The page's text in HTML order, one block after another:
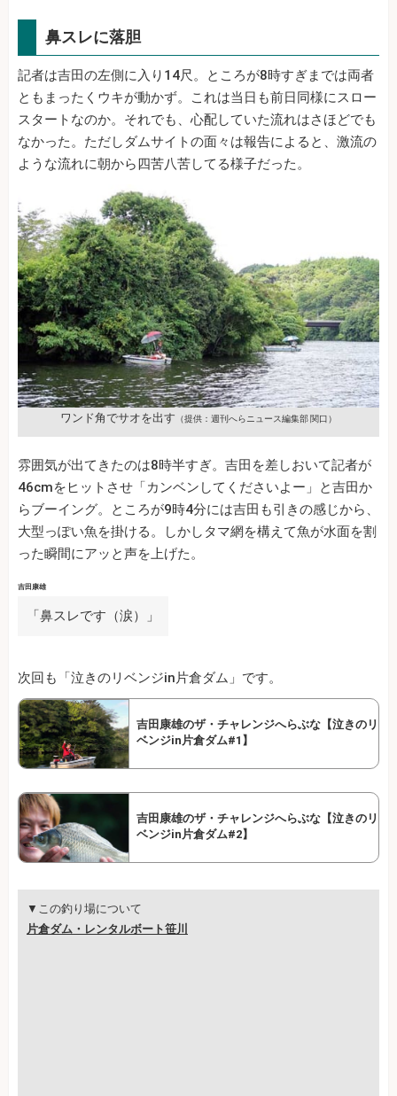
鼻スレに落胆
記者は吉田の左側に入り14尺。ところが8時すぎまでは両者
ともまったくウキが動かず。これは当日も前日同様にスロー
スタートなのか。それでも、心配していた流れはさほどでも
なかった。ただしダムサイトの面々は報告によると、激流の
ような流れに朝から四苦八苦してる様子だった。
ワンド角でサオを出す （提供：週刊へらニュース編集部 関口）
雰囲気が出てきたのは8時半すぎ。吉田を差しおいて記者が
46cmをヒットさせ「カンベンしてくださいよー」と吉田か
らブーイング。ところが9時4分には吉田も引きの感じから、
大型っぽい魚を掛ける。しかしタマ網を構えて魚が水面を割
った瞬間にアッと声を上げた。
吉田康雄
「鼻スレです（涙）」
次回も「泣きのリベンジin片倉ダム」です。
吉田康雄のザ・チャレンジへらぶな【泣きのリ
ベンジin片倉ダム#1】
吉田康雄のザ・チャレンジへらぶな【泣きのリ
ベンジin片倉ダム#2】
▼この釣り場について
片倉ダム・レンタルボート笹川